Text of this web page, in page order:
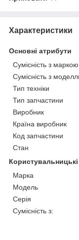
Характеристики
Основні атрибути
Сумісність з маркою
Сумісність з
Тип техніки
Тип запчастини
Виробник
Країна виробник
Код запчастини
Стан
Марка
Модель
Серія
Сумісність з: